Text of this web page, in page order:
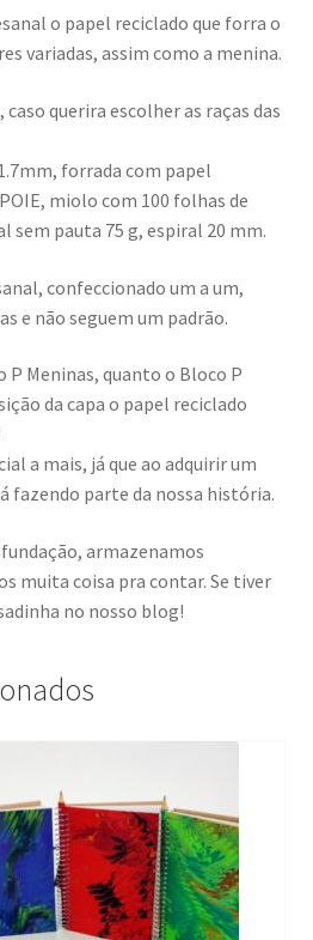
o papel reciclado que forra o
variadas, assim como a menina.
querira escolher as raças das
forrada com papel
miolo com 100 folhas de
sem pauta 75 g, espiral 20 mm.
confeccionado um a um,
e não seguem um padrão.
Meninas, quanto o Bloco P
da capa o papel reciclado
a mais, já que ao adquirir um
fazendo parte da nossa história.
armazenamos
muita coisa pra contar. Se tiver
no nosso blog!